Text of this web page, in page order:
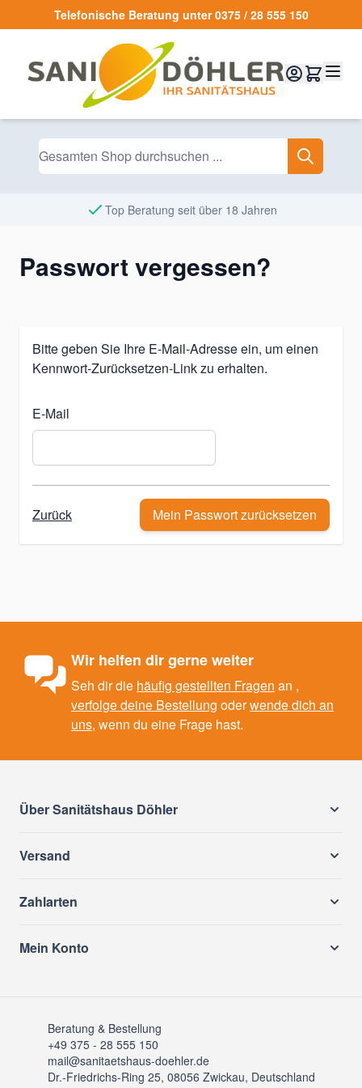
Zum Inhalt springen
Telefonische Beratung unter 0375 / 28 555 150
Top Beratung seit über 18 Jahren
Passwort vergessen?
Bitte geben Sie Ihre E-Mail-Adresse ein, um einen
Kennwort-Zurücksetzen-Link zu erhalten.
E-Mail
Mein Passwort zurücksetzen
Zurück
Wir helfen dir gerne weiter
Seh dir die häufig gestellten Fragen an ,
verfolge deine Bestellung oderwende dich an
uns, wenn du eine Frage hast.
Über Sanitätshaus Döhler
Versand
Zahlarten
Mein Konto
Beratung & Bestellung
+49 375 - 28 555 150
mail@sanitaetshaus-doehler.de
Dr.-Friedrichs-Ring 25, 08056 Zwickau, Deutschland